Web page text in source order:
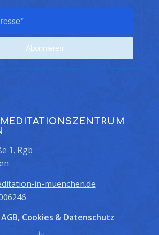
1, Rgb
in-muenchen.de
, Cookies & Datenschutz